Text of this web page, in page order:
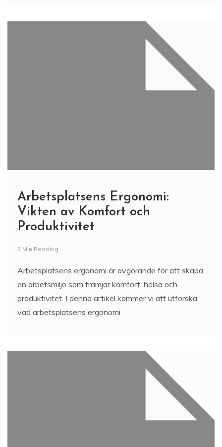
Arbetsplatsens Ergonomi:
Vikten av Komfort och
Produktivitet
3 Min Reading
Arbetsplatsens ergonomi är avgörande för att skapa
en arbetsmiljö som främjar komfort, hälsa och
produktivitet. I denna artikel kommer vi att utforska
vad arbetsplatsens ergonomi